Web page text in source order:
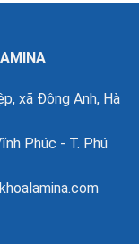
xã Đông Anh, Hà
Phúc - T. Phú